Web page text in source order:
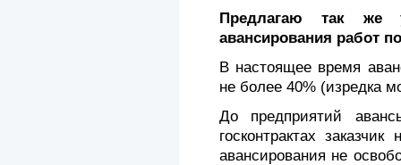
Предлагаю так же
авансирования работ
В настоящее время
не более 40% (изредка
До предприятий
госконтрактах
авансирования не